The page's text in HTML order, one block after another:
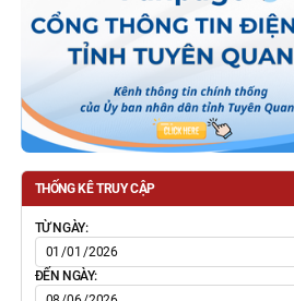
THỐNG KÊ TRUY CẬP
TỪ NGÀY:
ĐẾN NGÀY: